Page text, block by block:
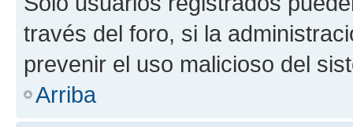
través del foro, si la
prevenir el uso malicioso del
Arriba